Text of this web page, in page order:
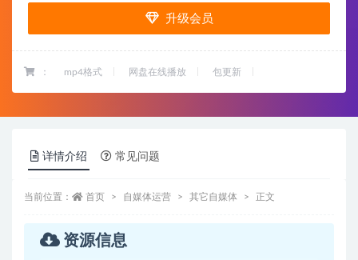
升级会员
： mp4格式 网盘在线播放 包更新
详情介绍 常见问题
当前位置： 首页 自媒体运营 其它自媒体 正文
资源信息